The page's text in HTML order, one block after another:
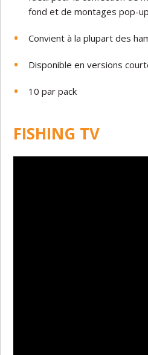
fond et de montages pop-
Convient à la plupart des
Disponible en versions
10 par pack
FISHING TV